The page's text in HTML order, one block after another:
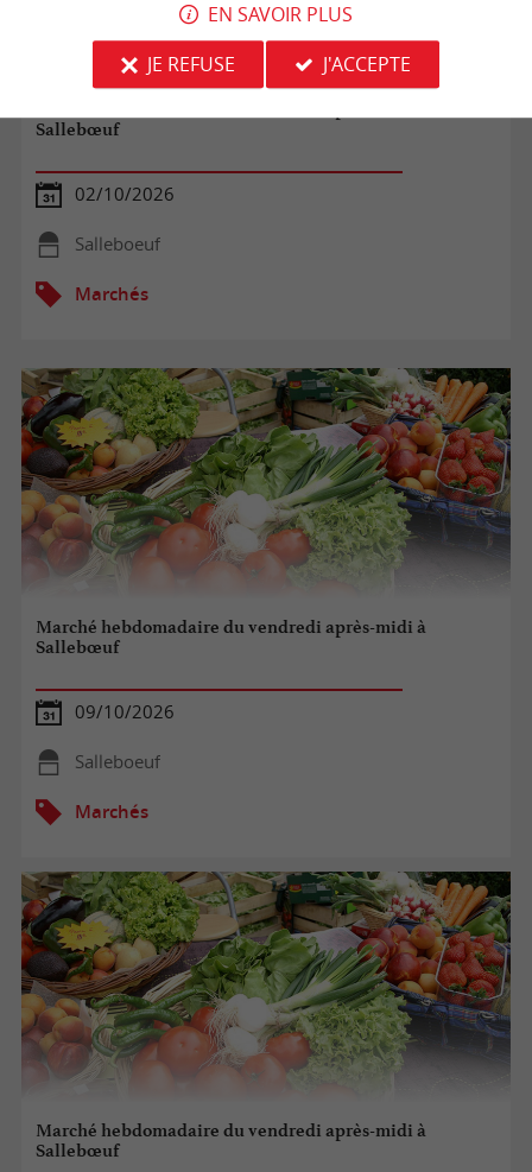
Sallebœuf
02/10/2026
Salleboeuf
Marchés
Marché hebdomadaire du vendredi après-midi à
Sallebœuf
09/10/2026
Salleboeuf
Marchés
Marché hebdomadaire du vendredi après-midi à
Sallebœuf
EN SAVOIR PLUS
JE REFUSE
J'ACCEPTE